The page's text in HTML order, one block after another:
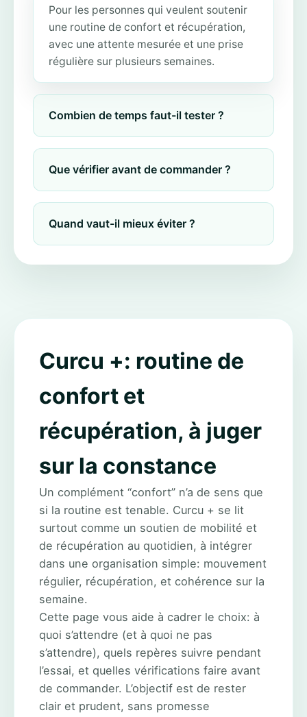
Pour les personnes qui veulent soutenir
une routine de confort et récupération,
avec une attente mesurée et une prise
régulière sur plusieurs semaines.
Combien de temps faut-il tester ?
Que vérifier avant de commander ?
Quand vaut-il mieux éviter ?
Curcu +: routine de
confort et
récupération, à juger
sur la constance
Un complément “confort” n’a de sens que
si la routine est tenable. Curcu + se lit
surtout comme un soutien de mobilité et
de récupération au quotidien, à intégrer
dans une organisation simple: mouvement
régulier, récupération, et cohérence sur la
semaine.
Cette page vous aide à cadrer le choix: à
quoi s’attendre (et à quoi ne pas
s’attendre), quels repères suivre pendant
l’essai, et quelles vérifications faire avant
de commander. L’objectif est de rester
clair et prudent, sans promesse